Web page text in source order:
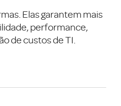
Elas garantem mais
performance,
de custos de TI.